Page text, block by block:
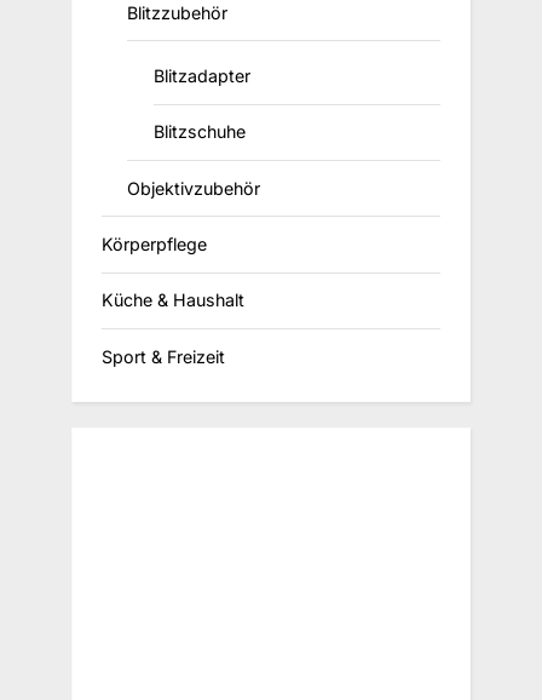
Blitzzubehör
Blitzadapter
Blitzschuhe
Objektivzubehör
Körperpflege
Küche & Haushalt
Sport & Freizeit